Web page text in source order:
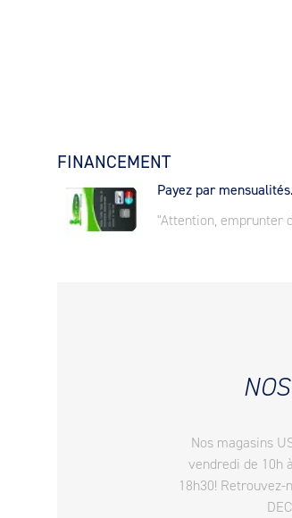
FINANCEMENT
Payez par mensualités.
"Attention, emprunter
Nos magasins
vendredi de 10h
18h30!